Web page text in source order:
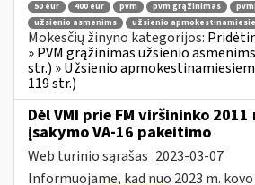
50 eur 400 eur pvm pvm grąžinimas
užsienio asmenims
užsienio
Mokesčių žinyno kategorijos:
» PVM grąžinimas užsienio
str.) » Užsienio
119 str.)
Dėl VMI prie FM viršininko
įsakymo VA-16 pakeitimo
Web turinio sąrašas 2023-03-07
Informuojame, kad nuo 2023 m.